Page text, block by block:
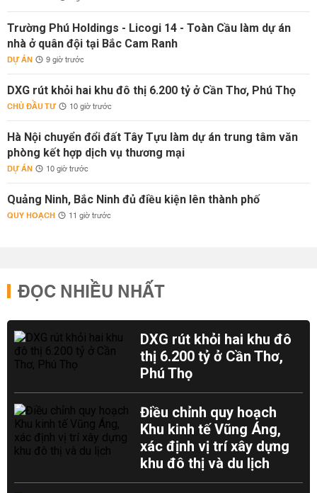
Trường Phú Holdings - Licogi 14 - Toàn Cầu làm dự án
nhà ở quân đội tại Bắc Cam Ranh
DỰ ÁN 9 giờ trước
DXG rút khỏi hai khu đô thị 6.200 tỷ ở Cần Thơ, Phú Thọ
CHỦ ĐẦU TƯ 10 giờ trước
Hà Nội chuyển đổi đất Tây Tựu làm dự án trung tâm văn
phòng kết hợp dịch vụ thương mại
DỰ ÁN 10 giờ trước
Quảng Ninh, Bắc Ninh đủ điều kiện lên thành phố
QUY HOẠCH 11 giờ trước
ĐỌC NHIỀU NHẤT
DXG rút khỏi hai khu đô
thị 6.200 tỷ ở Cần Thơ,
Phú Thọ
Điều chỉnh quy hoạch
Khu kinh tế Vũng Áng,
xác định vị trí xây dựng
khu đô thị và du lịch